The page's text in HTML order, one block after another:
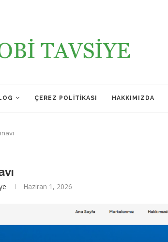
ÇEREZ POLITIKASI HAKKIMIZDA
Haziran 1, 2026